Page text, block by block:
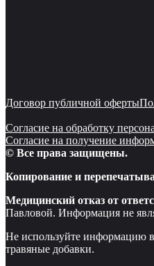
Договор публичной оферты
Согласие на обработку
Согласие на получение
© Все права защищены.
Копирование и
Медицинский отказ от
Павловой. Информация не
Не используйте информацию
травяные добавки.